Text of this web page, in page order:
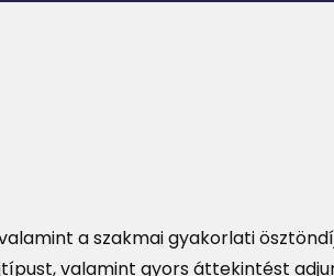
a szakmai gyakorlati
valamint gyors áttekintést
Elérhetőek a felsőéves